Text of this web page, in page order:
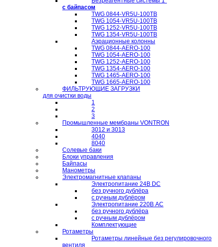
с байпасом
TWG 0844-VR5U-100TB
TWG 1054-VR5U-100TB
TWG 1252-VR5U-100TB
TWG 1354-VR5U-100ТB
Аэрационные колонны
TWG 0844-AERO-100
TWG 1054-AERO-100
TWG 1252-AERO-100
TWG 1354-AERO-100
TWG 1465-AERO-100
TWG 1665-AERO-100
ФИЛЬТРУЮЩИЕ ЗАГРУЗКИ
для очистки воды
1
2
3
Промышленные мембраны VONTRON
3012 и 3013
4040
8040
Солевые баки
Блоки управления
Байпасы
Манометры
Электромагнитные клапаны
Электропитание 24В DC
без ручного дублёра
с ручным дублёром
Электропитание 220В AC
без ручного дублёра
с ручным дублёром
Комплектующие
Ротаметры
Ротаметры линейные без регулировочного
вентиля